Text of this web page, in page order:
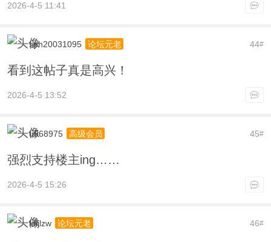
2026-4-5 11:41
44#
sph20031095 论坛元老
看到这帖子真是高兴！
2026-4-5 13:52
45#
u568975 高级会员
强烈支持楼主ing……
2026-4-5 15:26
46#
ldljlzw 论坛元老